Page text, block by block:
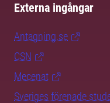
Externa ingångar
Antagning.se
CSN
Mecenat
Sveriges förenade